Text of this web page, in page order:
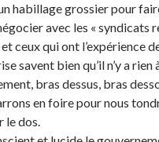
habillage grossier pour
avec les « syndicats
ceux qui ont l’expérience
savent bien qu’il n’y a rien
bras dessus, bras
en foire pour nous
le dos.